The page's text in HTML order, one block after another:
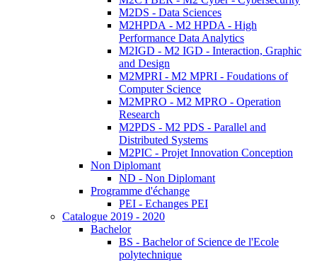
M2DS - Data Sciences
M2HPDA - M2 HPDA - High
Performance Data Analytics
M2IGD - M2 IGD - Interaction, Graphic
and Design
M2MPRI - M2 MPRI - Foudations of
Computer Science
M2MPRO - M2 MPRO - Operation
Research
M2PDS - M2 PDS - Parallel and
Distributed Systems
M2PIC - Projet Innovation Conception
Non Diplomant
ND - Non Diplomant
Programme d'échange
PEI - Echanges PEI
Catalogue 2019 - 2020
Bachelor
BS - Bachelor of Science de l'Ecole
polytechnique